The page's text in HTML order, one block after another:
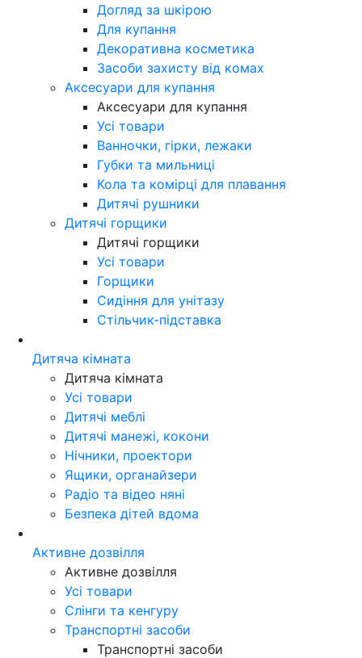
Догляд за шкірою
Для купання
Декоративна косметика
Засоби захисту від комах
Аксесуари для купання
Аксесуари для купання
Усі товари
Ванночки, гірки, лежаки
Губки та мильниці
Кола та комірці для плавання
Дитячі рушники
Дитячі горщики
Дитячі горщики
Усі товари
Горщики
Сидіння для унітазу
Стільчик-підставка
Дитяча кімната
Дитяча кімната
Усі товари
Дитячі меблі
Дитячі манежі, кокони
Нічники, проектори
Ящики, органайзери
Радіо та відео няні
Безпека дітей вдома
Активне дозвілля
Активне дозвілля
Усі товари
Слінги та кенгуру
Транспортні засоби
Транспортні засоби